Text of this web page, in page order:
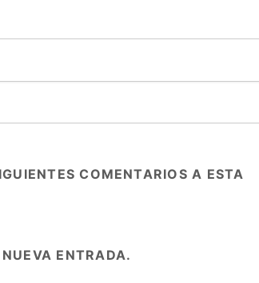
COMENTARIOS A ESTA
ENTRADA.